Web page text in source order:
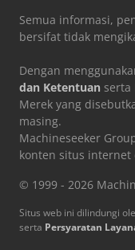
Semua informasi,
bersifat tidak
Dengan
dan Ketentuan serta
Merek yang
masing.
Machineseeker
konten situs internet
© 1999 - 2026
Situs web ini dilindungi
serta Persyaratan